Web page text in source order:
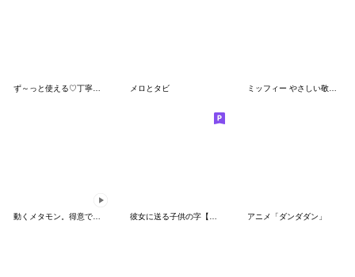
ず～っと使える♡丁寧な敬語お辞儀スタンプ メロとタビ ミッフィー やさしい敬語スタンプ
アニメ「ダンダダン」